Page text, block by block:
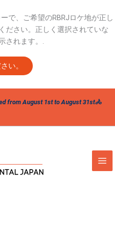
で、ご希望のRBRJロケ地が正し
ださい。正しく選択されていな
されます。.
い。
from August 1st to August 31st🚴